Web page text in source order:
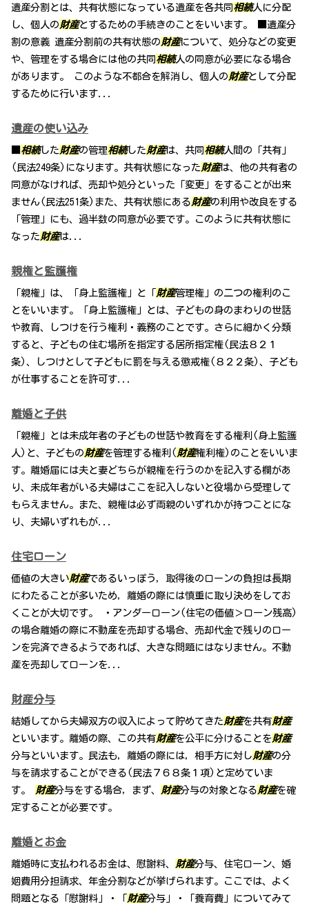
遺産分割とは、共有状態になっている遺産を各共同相続人に分配
し、個人の財産とするための手続きのことをいいます。 ■遺産分
割の意義 遺産分割前の共有状態の財産について、処分などの変更
や、管理をする場合には他の共同相続人の同意が必要になる場合
があります。 このような不都合を解消し、個人の財産として分配
するために行います...
遺産の使い込み
相続した財産の管理相続した財産は、共同相続人間の「共有」
(民法249条)になります。共有状態になった財産は、他の共有者の
同意がなければ、売却や処分といった「変更」をすることが出来
ません(民法251条)また、共有状態にある財産の利用や改良をする
「管理」にも、過半数の同意が必要です。このように共有状態に
なった財産は...
親権と監護権
「親権」は、「身上監護権」と「 財産管理権」の二つの権利のこ
とをいいます。「身上監護権」とは、子どもの身のまわりの世話
や教育、しつけを行う権利・義務のことです。さらに細かく分類
すると、子どもの住む場所を指定する居所指定権(民法８２１
条)、しつけとして子どもに罰を与える懲戒権(８２２条)、子ども
が仕事することを許可す...
離婚と子供
「親権」とは未成年者の子どもの世話や教育をする権利(身上監護
人)と、子どもの財産を管理する権利( 財産権利権)のことをいいま
す。離婚届には夫と妻どちらが親権を行うのかを記入する欄があ
り、未成年者がいる夫婦はここを記入しないと役場から受理して
もらえません。また、親権は必ず両親のいずれかが持つことにな
り、夫婦いずれもが...
住宅ローン
価値の大きい財産であるいっぽう，取得後のローンの負担は長期
にわたることが多いため，離婚の際には慎重に取り決めをしてお
くことが大切です。 ・アンダーローン(住宅の価値＞ローン残高)
の場合離婚の際に不動産を売却する場合、売却代金で残りのロー
ンを完済できるようであれば、大きな問題にはなりません。不動
産を売却してローンを...
財産分与
結婚してから夫婦双方の収入によって貯めてきた財産を共有財産
といいます。離婚の際、この共有財産を公平に分けることを財産
分与といいます。民法も，離婚の際には，相手方に対し財産の分
与を請求することができる(民法７６８条１項)と定めていま
す。 財産分与をする場合，まず、 財産分与の対象となる財産を確
定することが必要です。
離婚とお金
離婚時に支払われるお金は、慰謝料、 財産分与、住宅ローン、婚
姻費用分担請求、年金分割などが挙げられます。ここでは、よく
問題となる「慰謝料」・「 財産分与」・「養育費」についてみて